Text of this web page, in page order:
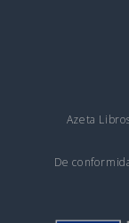
Azeta
De